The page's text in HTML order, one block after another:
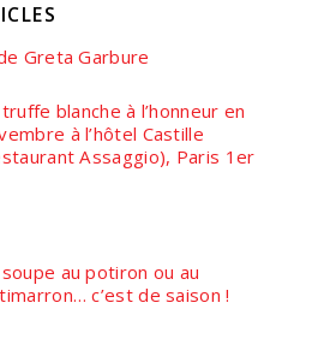
Greta Garbure
blanche à l’honneur en
à l’hôtel Castille
Assaggio), Paris 1er
soupe au potiron ou au
c’est de saison !